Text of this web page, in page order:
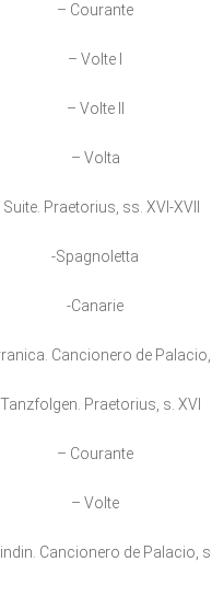
– Courante
– Volte I
– Volte II
– Volta
Suite. Praetorius, ss. XVI-XVII
-Spagnoletta
-Canarie
Cancionero de Palacio,
Praetorius, s. XVI
– Courante
– Volte
Cancionero de Palacio, s.